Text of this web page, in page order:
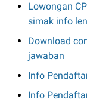
Lowongan
simak info
Download
jawaban
Info
Info